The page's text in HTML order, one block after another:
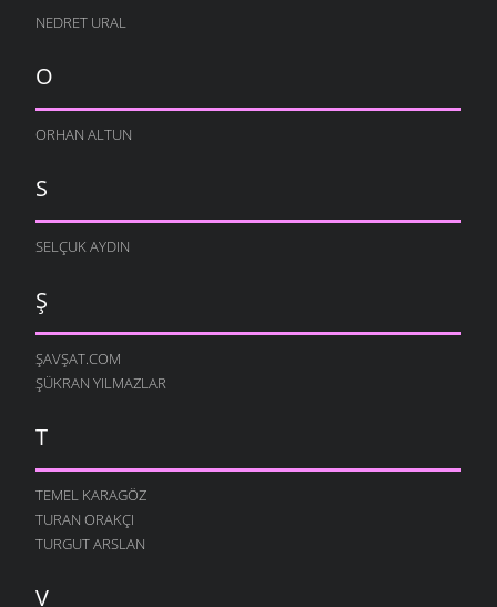
NEDRET URAL
O
ORHAN ALTUN
S
SELÇUK AYDIN
Ş
ŞAVŞAT.COM
ŞÜKRAN YILMAZLAR
T
TEMEL KARAGÖZ
TURAN ORAKÇI
TURGUT ARSLAN
V